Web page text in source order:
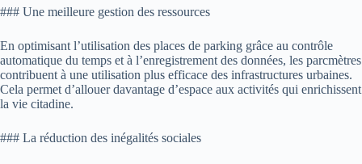
### Une meilleure gestion des ressources
En optimisant l’utilisation des places de parking grâce au contrôle
automatique du temps et à l’enregistrement des données, les parcmètres
contribuent à une utilisation plus efficace des infrastructures urbaines.
Cela permet d’allouer davantage d’espace aux activités qui enrichissent
la vie citadine.
### La réduction des inégalités sociales